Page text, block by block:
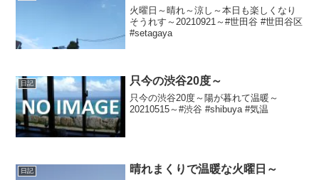
火曜日～晴れ～涼し～本日も楽しくなり
そうれす～20210921～#世田谷 #世田谷区
#setagaya
日記 只今の渋谷20度～
只今の渋谷20度～陽が暮れて温暖～
20210515～#渋谷 #shibuya #気温
日記 晴れまくりで温暖な火曜日～